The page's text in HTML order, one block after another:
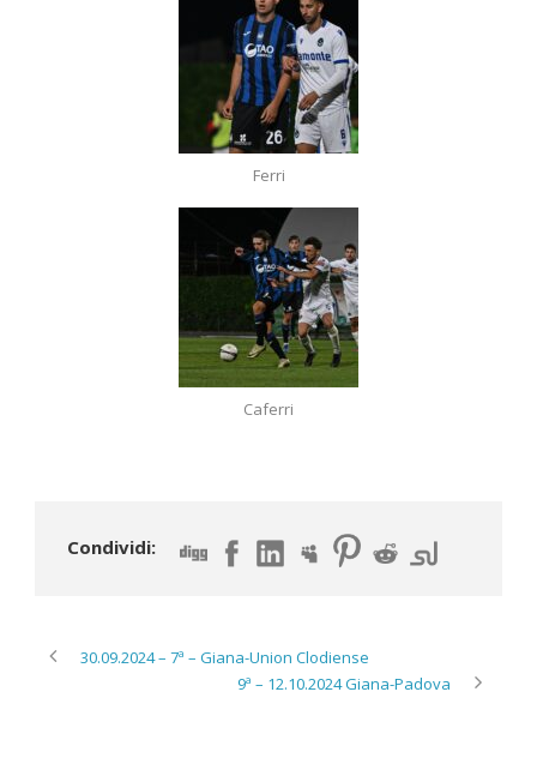
Ferri
Caferri
Condividi:
30.09.2024 – 7ª – Giana-Union Clodiense
9ª – 12.10.2024 Giana-Padova